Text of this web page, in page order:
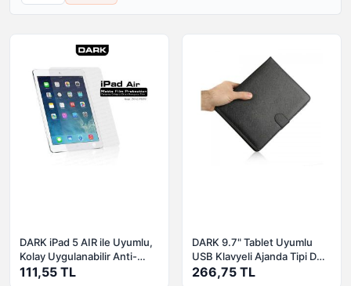
DARK iPad 5 AIR ile Uyumlu,
Kolay Uygulanabilir Anti-
Glare Ekran Koruyucu Film
111,55 TL
DARK 9.7" Tablet Uyumlu
USB Klavyeli Ajanda Tipi Deri
Kılıf ve Stant DK-AC-
266,75 TL